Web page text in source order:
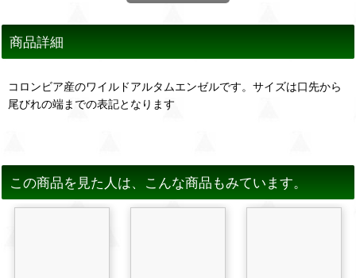
商品詳細
コロンビア産のワイルドアルタムエンゼルです。サイズは口先から
尾びれの端までの表記となります
この商品を見た人は、こんな商品もみています。